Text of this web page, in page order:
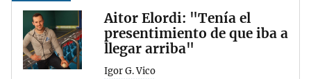
Aitor Elordi: "Tenía el
presentimiento de que iba a
llegar arriba"
Igor G. Vico